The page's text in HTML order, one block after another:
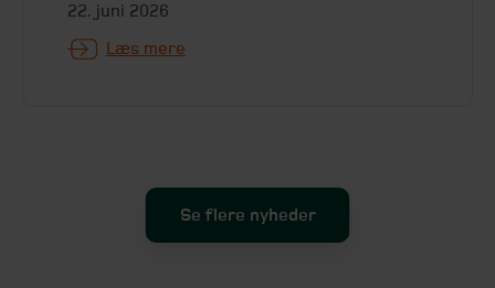
22. juni 2026
Læs mere
Se flere nyheder